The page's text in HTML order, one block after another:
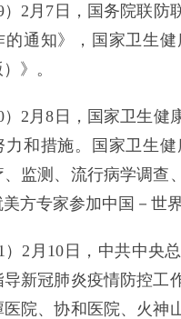
月7日，国务院联防
的通知》，国家卫生
》。
月8日，国家卫生健
力和措施。国家卫生
、监测、流行病学调查
美方专家参加中国－世
月10日，中共中央总
导新冠肺炎疫情防控工
医院、协和医院、火神